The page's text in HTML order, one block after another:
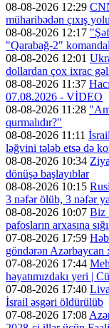
08-08-2026 12:29
müharibədən çıxış
08-08-2026 12:17
"Qarabağ-2"
08-08-2026 12:01
dollardan çox ixrac
08-08-2026 11:37
07.08.2026 - VİDEO
08-08-2026 11:28
qurmalıdır?"
08-08-2026 11:11
ləğvini tələb etsə də
08-08-2026 10:34
dönüşə başlayıblar
08-08-2026 10:15
3 nəfər ölüb, 3 nəfər
08-08-2026 10:07 Biz
pafosların arxasına
07-08-2026 17:59
göndərən Azərbaycan
07-08-2026 17:44
həyatımızdakı yeri |
07-08-2026 17:40
İsrail əsgəri öldürülüb
07-08-2026 17:08